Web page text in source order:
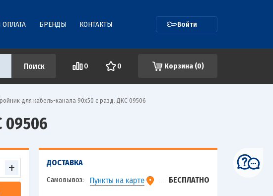
БРЕНДЫ КОНТАКТЫ Войти
0 0 Корзина (0)
для кабель-канала 90х50 с разд. ДКС 09506
+ ДОСТАВКА
Самовывоз: Пункты на карте БЕСПЛАТНО